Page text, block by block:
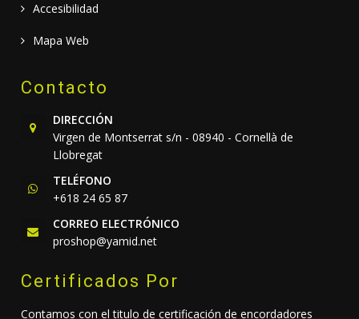
Accesibilidad
Mapa Web
Contacto
DIRECCIÓN
Virgen de Montserrat s/n - 08940 - Cornellà de
Llobregat
TELÉFONO
+618 24 65 87
CORREO ELECTRÓNICO
proshop@yamid.net
Certificados Por
Contamos con el titulo de certificación de encordadores